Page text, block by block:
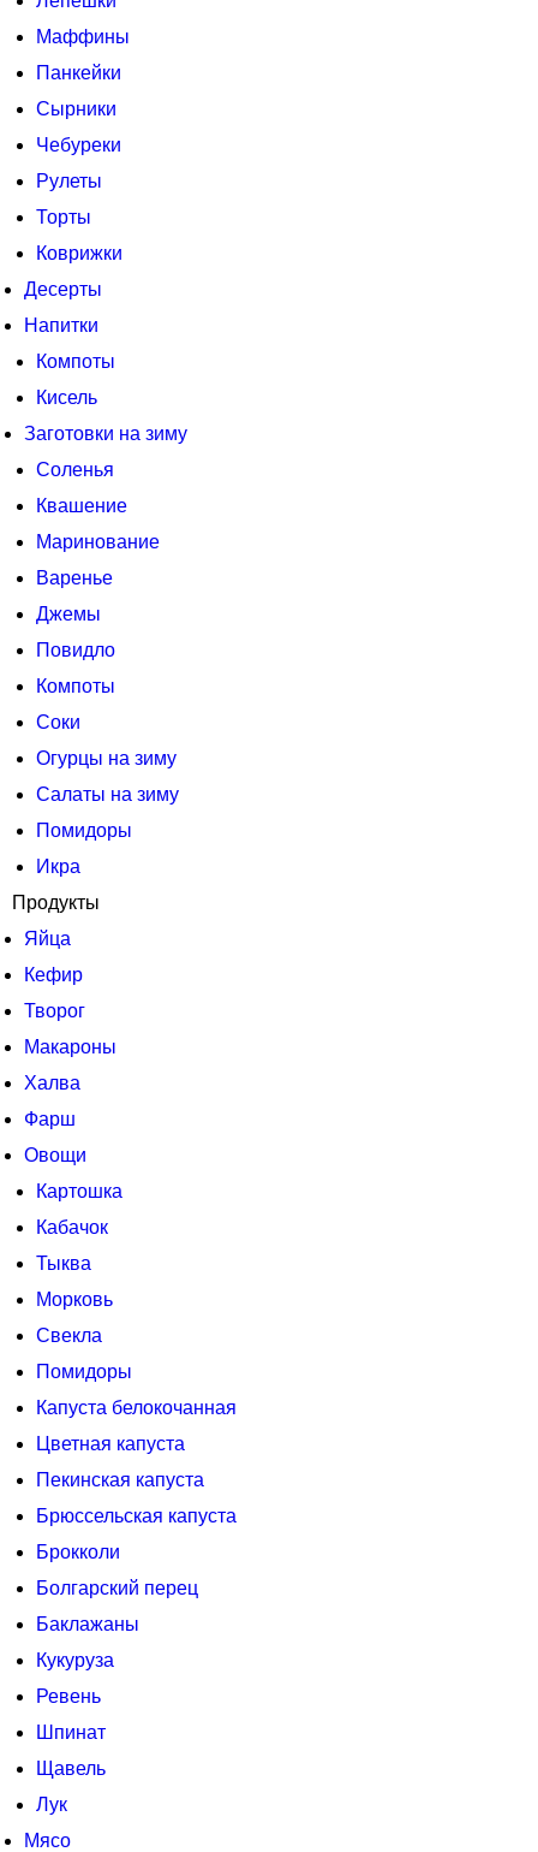
Маффины
Панкейки
Сырники
Чебуреки
Рулеты
Торты
Коврижки
Десерты
Напитки
Компоты
Кисель
Заготовки на зиму
Соленья
Квашение
Маринование
Варенье
Джемы
Повидло
Компоты
Соки
Огурцы на зиму
Салаты на зиму
Помидоры
Икра
Продукты
Яйца
Кефир
Творог
Макароны
Халва
Фарш
Овощи
Картошка
Кабачок
Тыква
Морковь
Свекла
Помидоры
Капуста белокочанная
Цветная капуста
Пекинская капуста
Брюссельская капуста
Брокколи
Болгарский перец
Баклажаны
Кукуруза
Ревень
Шпинат
Щавель
Лук
Мясо